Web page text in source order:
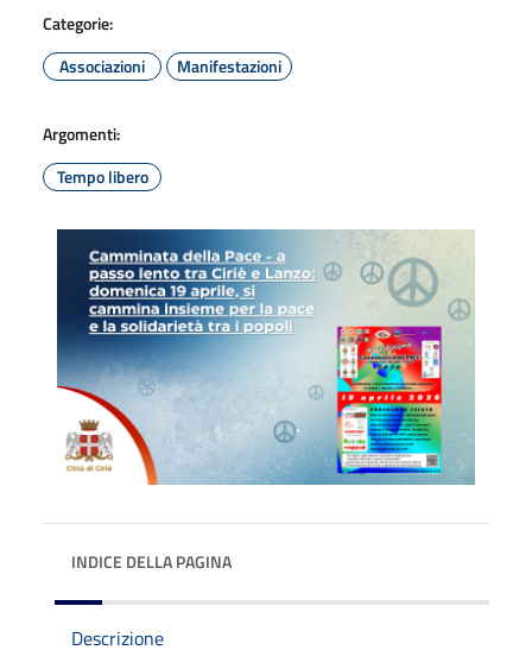
Categorie:
Associazioni
Manifestazioni
Argomenti:
Tempo libero
INDICE DELLA PAGINA
Descrizione